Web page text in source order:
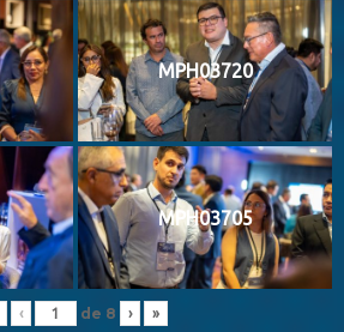
MPH03720
MPH03705
‹ de 8 › »